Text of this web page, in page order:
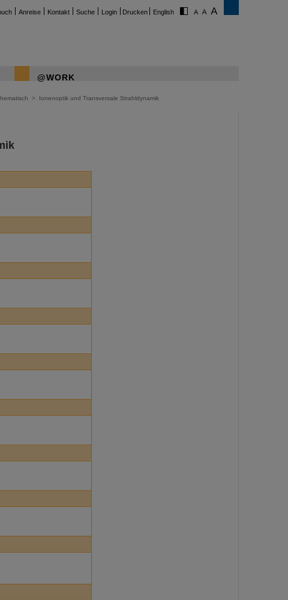
Anreise Kontakt Suche Login Drucken English
@WORK
> Ionenoptik und Transversale Strahldynamik